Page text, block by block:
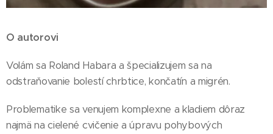
O autorovi
Volám sa Roland Habara a špecializujem sa na
odstraňovanie bolestí chrbtice, končatín a migrén.
Problematike sa venujem komplexne a kladiem dôraz
najmä na cielené cvičenie a úpravu pohybových